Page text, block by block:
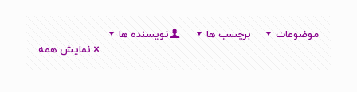
موضوعات برچسب ها
نویسنده ها
نمایش همه